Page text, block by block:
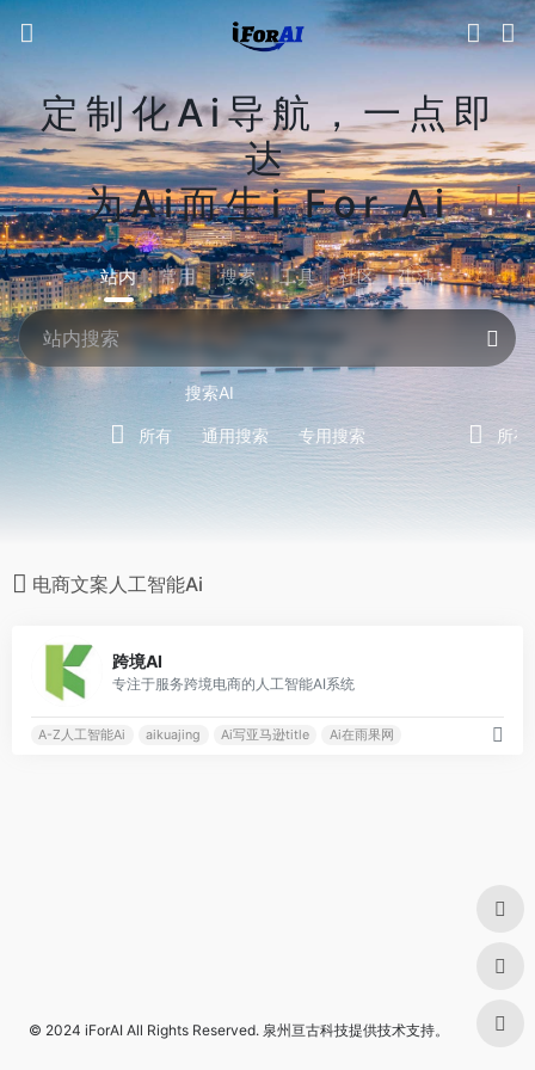
定制化Ai导航，一点即
达
为Ai而生i For Ai
站内 常用 搜索 工具 社区 生活
搜索AI
所有 通用搜索 专用搜索 所有
电商文案人工智能Ai
跨境AI
专注于服务跨境电商的人工智能AI系统
A-Z人工智能Ai aikuajing Ai写亚马逊title Ai在雨果网
© 2024 iForAI All Rights Reserved. 泉州亘古科技提供技术支持。